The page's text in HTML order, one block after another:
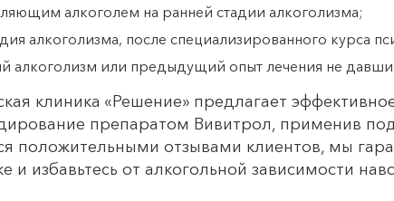
алкоголем на ранней стадии алкоголизма;
алкоголизма, после специализированного курса
алкоголизм или предыдущий опыт лечения не
клиника «Решение» предлагает
препаратом Вивитрол, применив
положительными отзывами клиентов, мы
и избавьтесь от алкогольной зависимости